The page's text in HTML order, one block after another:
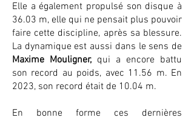
Elle a également propulsé son disque à
36.03 m, elle qui ne pensait plus pouvoir
faire cette discipline, après sa blessure.
La dynamique est aussi dans le sens de
Maxime Mouligner, qui a encore battu
son record au poids, avec 11.56 m. En
2023, son record était de 10.04 m.
En bonne forme ces dernières